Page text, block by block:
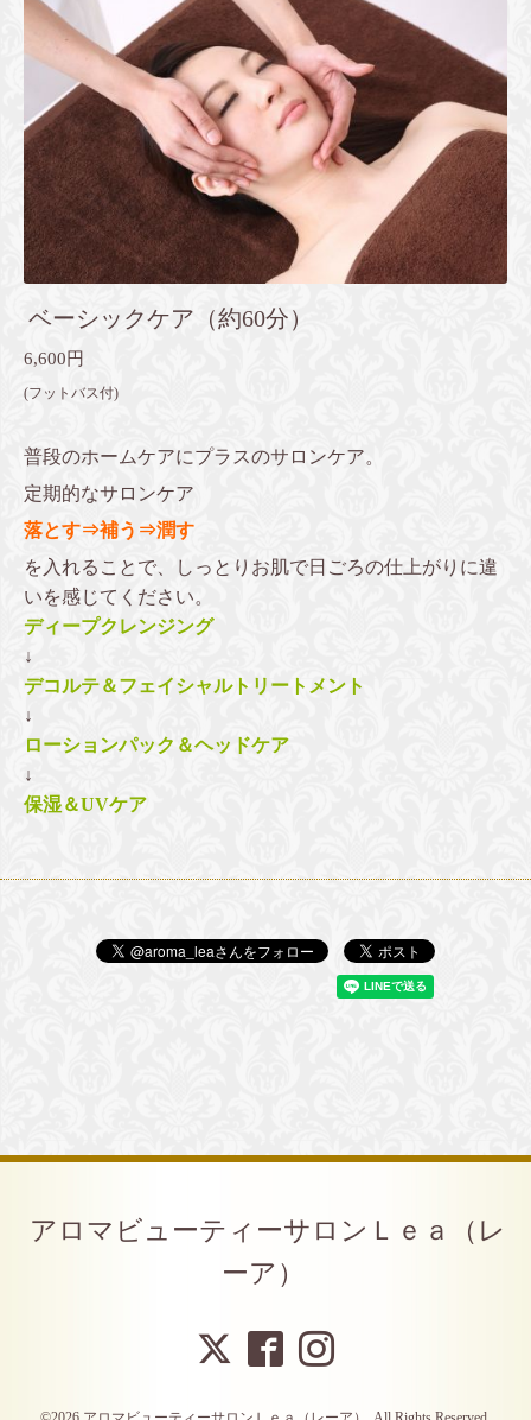
ベーシックケア（約60分）
6,600円
(フットバス付)
普段のホームケアにプラスのサロンケア。
定期的なサロンケア
落とす⇒補う⇒潤す
を入れることで、しっとりお肌で日ごろの仕上がりに違
いを感じてください。
ディープクレンジング
↓
デコルテ＆フェイシャルトリートメント
↓
ローションパック＆ヘッドケア
↓
保湿＆UVケア
アロマビューティーサロンＬｅａ（レ
ーア）